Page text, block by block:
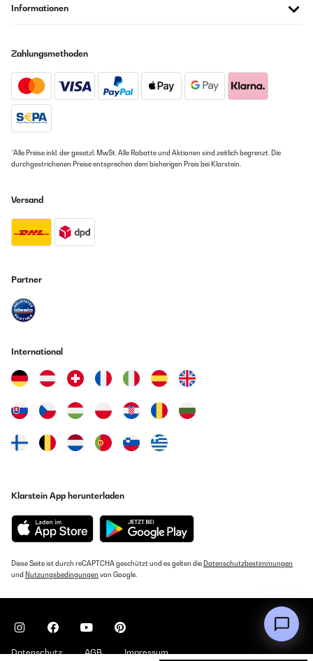
Informationen
Zahlungsmethoden
*Alle Preise inkl. der gesetzl. MwSt. Alle Rabatte und Aktionen sind zeitlich begrenzt. Die
durchgestrichenen Preise entsprechen dem bisherigen Preis bei Klarstein.
Versand
Partner
International
Klarstein App herunterladen
Diese Seite ist durch reCAPTCHA geschützt und es gelten die Datenschutzbestimmungen
und Nutzungsbedingungen von Google.
Datenschutz AGB Impressum